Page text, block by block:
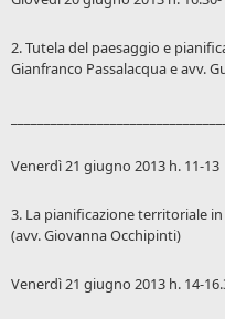
2. Tutela del paesaggio e
Gianfranco Passalacqua e avv.
Venerdì 21 giugno 2013 h. 11-13
3. La pianificazione territoriale
(avv. Giovanna Occhipinti)
Venerdì 21 giugno 2013 h. 14-